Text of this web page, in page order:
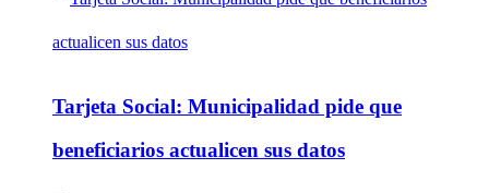
Tarjeta Social: Municipalidad pide que
beneficiarios actualicen sus datos